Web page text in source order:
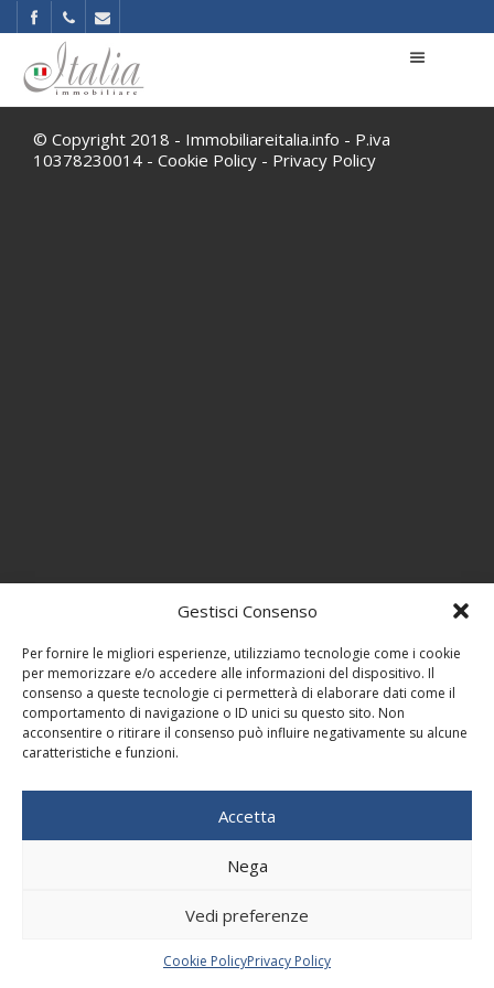
Gestisci Consenso
Per fornire le migliori esperienze, utilizziamo tecnologie come i cookie
per memorizzare e/o accedere alle informazioni del dispositivo. Il
consenso a queste tecnologie ci permetterà di elaborare dati come il
comportamento di navigazione o ID unici su questo sito. Non
acconsentire o ritirare il consenso può influire negativamente su alcune
caratteristiche e funzioni.
Accetta
Nega
Vedi preferenze
Cookie PolicyPrivacy Policy
© Copyright 2018 - Immobiliareitalia.info - P.iva
10378230014 - Cookie Policy - Privacy Policy